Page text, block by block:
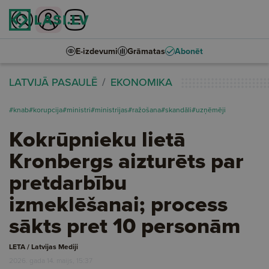
E-izdevumi Grāmatas Abonēt
LATVIJĀ PASAULĒ EKONOMIKA
#knab#korupcija#ministri#ministrijas#ražošana#skandāli#uzņēmēji
Kokrūpnieku lietā
Kronbergs aizturēts par
pretdarbību
izmeklēšanai; process
sākts pret 10 personām
LETA / Latvijas Mediji
2026. gada 14. maijs, 15:37